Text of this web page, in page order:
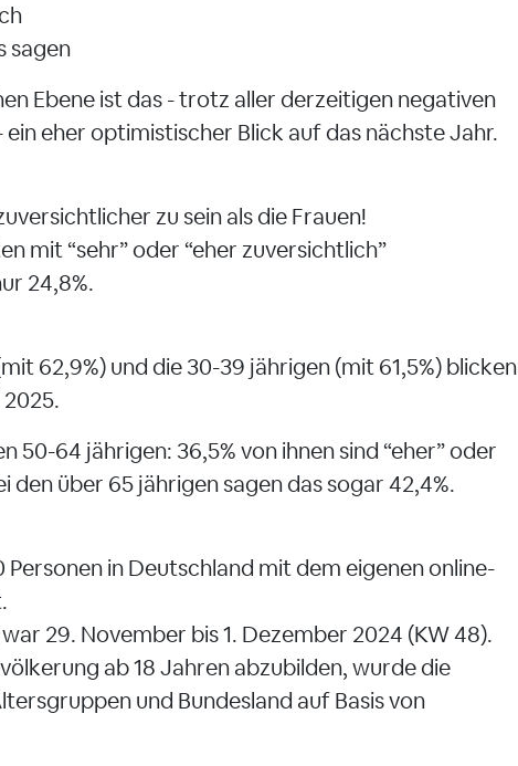
sagen
Ebene ist das - trotz aller derzeitigen negativen
eher optimistischer Blick auf das nächste Jahr.
zu sein als die Frauen!
mit “sehr” oder “eher zuversichtlich”
24,8%.
62,9%) und die 30-39 jährigen (mit 61,5%) blicken
50-64 jährigen: 36,5% von ihnen sind “eher” oder
den über 65 jährigen sagen das sogar 42,4%.
in Deutschland mit dem eigenen online-
29. November bis 1. Dezember 2024 (KW 48).
ab 18 Jahren abzubilden, wurde die
und Bundesland auf Basis von